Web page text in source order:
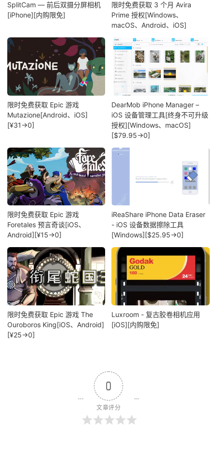
SplitCam — 前后双摄分屏相机
[iPhone][内购限免]
限时免费获取 3 个月 Avira
Prime 授权[Windows、
macOS、Android、iOS]
限时免费获取 Epic 游戏
Mutazione[Android、iOS]
[¥31→0]
DearMob iPhone Manager –
iOS 设备管理工具[终身不可升级
授权][Windows、macOS]
[$79.95→0]
限时免费获取 Epic 游戏
Foretales 预言奇谈[iOS、
Android][¥15→0]
iReaShare iPhone Data Eraser
- iOS 设备数据擦除工具
[Windows][$25.95→0]
限时免费获取 Epic 游戏 The
Ouroboros King[iOS、Android]
[¥25→0]
Luxroom - 复古胶卷相机应用
[iOS][内购限免]
0
文章评分